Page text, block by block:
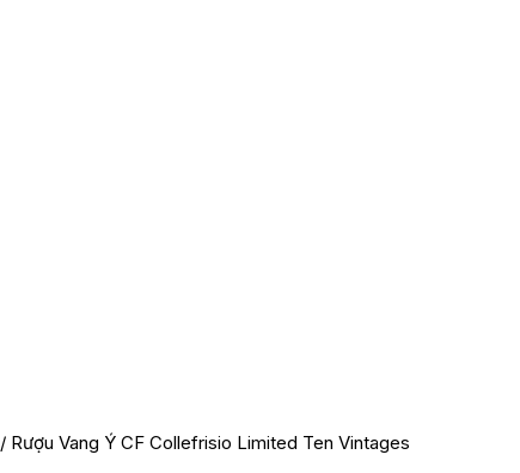
/ Rượu Vang Ý CF Collefrisio Limited Ten Vintages